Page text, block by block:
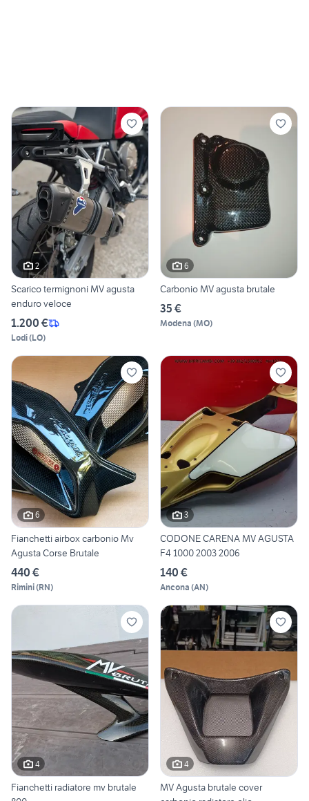
2
Scarico termignoni MV agusta
enduro veloce
1.200 €
Lodi(LO)
6
Carbonio MV agusta brutale
35 €
Modena (MO)
6
Fianchetti airbox carbonio Mv
Agusta Corse Brutale
440 €
Rimini(RN)
3
CODONE CARENA MV AGUSTA
F4 1000 2003 2006
140 €
Ancona (AN)
4
Fianchetti radiatore mv brutale
4
MV Agusta brutale cover